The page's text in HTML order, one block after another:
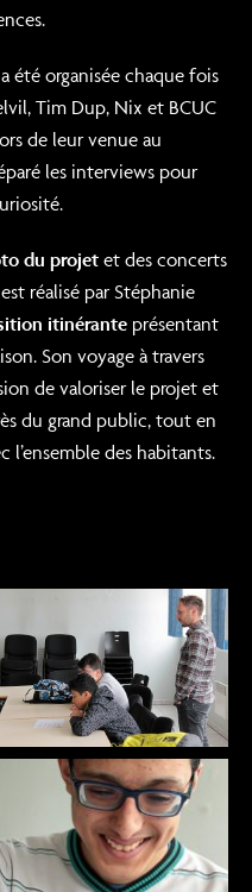
a été organisée chaque fois
Tim Dup, Nix et BCUC
de leur venue au
les interviews pour
du projet et des concerts
réalisé par Stéphanie
itinérante présentant
Son voyage à travers
de valoriser le projet et
du grand public, tout en
l’ensemble des habitants.